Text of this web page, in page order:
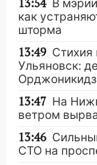
13:54 В
как
шторма
13:49
Ульяновск:
13:47 На
ветром
13:46
СТО на